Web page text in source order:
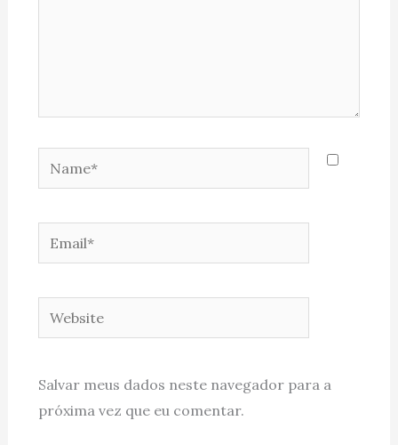
Website
Salvar meus dados neste navegador para a
próxima vez que eu comentar.